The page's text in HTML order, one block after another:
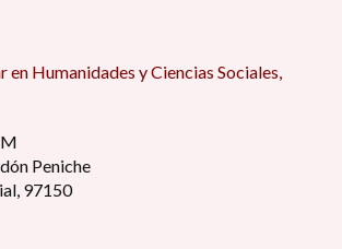
en Humanidades y Ciencias Sociales,
Peniche
97150